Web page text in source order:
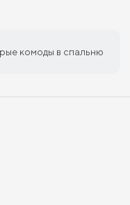
комоды в спальню